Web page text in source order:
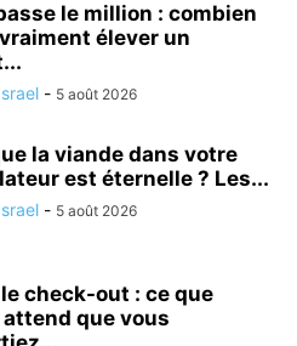
le million : combien
élever un
- 5 août 2026
la viande dans votre
est éternelle ? Les...
- 5 août 2026
check-out : ce que
attend que vous